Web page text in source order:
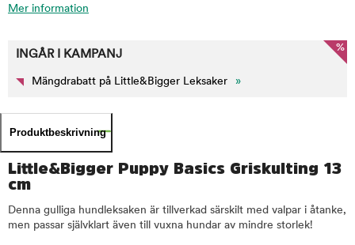
Mer information
%
INGÅR I KAMPANJ
Mängdrabatt på Little&Bigger Leksaker »
Produktbeskrivning
Little&Bigger Puppy Basics Griskulting 13
cm
Denna gulliga hundleksaken är tillverkad särskilt med valpar i åtanke,
men passar självklart även till vuxna hundar av mindre storlek!